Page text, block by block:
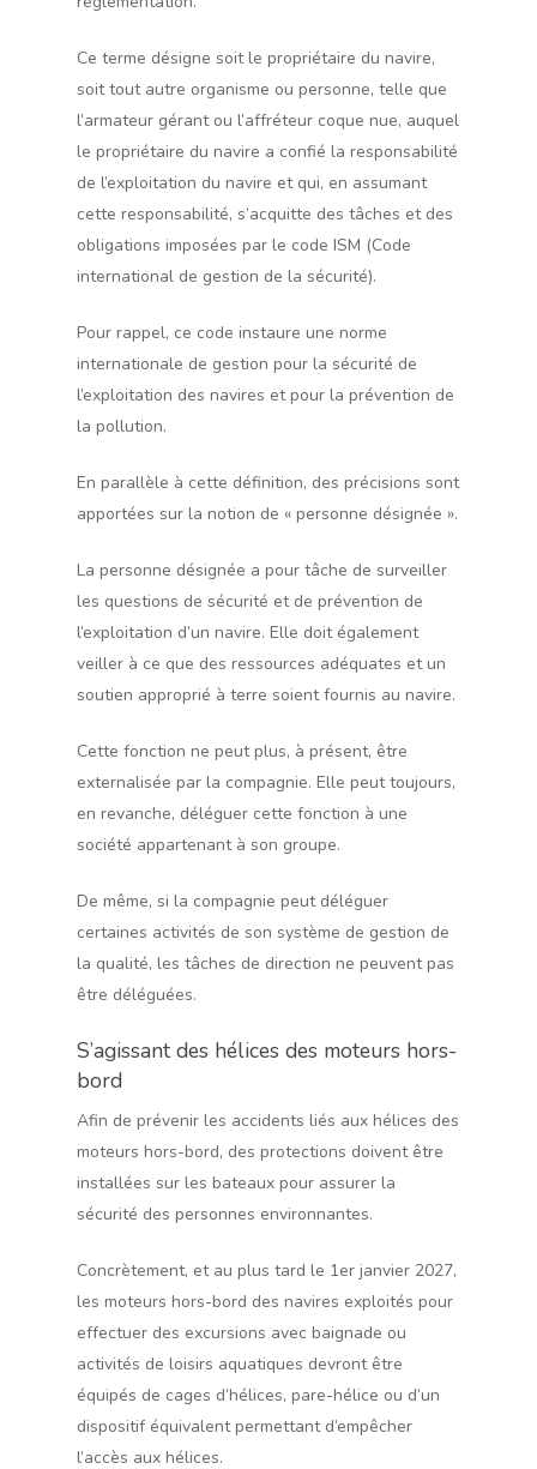
Ce terme désigne soit le propriétaire du navire,
soit tout autre organisme ou personne, telle que
l’armateur gérant ou l’affréteur coque nue, auquel
le propriétaire du navire a confié la responsabilité
de l’exploitation du navire et qui, en assumant
cette responsabilité, s’acquitte des tâches et des
obligations imposées par le code ISM (Code
international de gestion de la sécurité).
Pour rappel, ce code instaure une norme
internationale de gestion pour la sécurité de
l’exploitation des navires et pour la prévention de
la pollution.
En parallèle à cette définition, des précisions sont
apportées sur la notion de « personne désignée ».
La personne désignée a pour tâche de surveiller
les questions de sécurité et de prévention de
l’exploitation d’un navire. Elle doit également
veiller à ce que des ressources adéquates et un
soutien approprié à terre soient fournis au navire.
Cette fonction ne peut plus, à présent, être
externalisée par la compagnie. Elle peut toujours,
en revanche, déléguer cette fonction à une
société appartenant à son groupe.
De même, si la compagnie peut déléguer
certaines activités de son système de gestion de
la qualité, les tâches de direction ne peuvent pas
être déléguées.
S’agissant des hélices des moteurs hors-
bord
Afin de prévenir les accidents liés aux hélices des
moteurs hors-bord, des protections doivent être
installées sur les bateaux pour assurer la
sécurité des personnes environnantes.
Concrètement, et au plus tard le 1er janvier 2027,
les moteurs hors-bord des navires exploités pour
effectuer des excursions avec baignade ou
activités de loisirs aquatiques devront être
équipés de cages d’hélices, pare-hélice ou d’un
dispositif équivalent permettant d’empêcher
l’accès aux hélices.